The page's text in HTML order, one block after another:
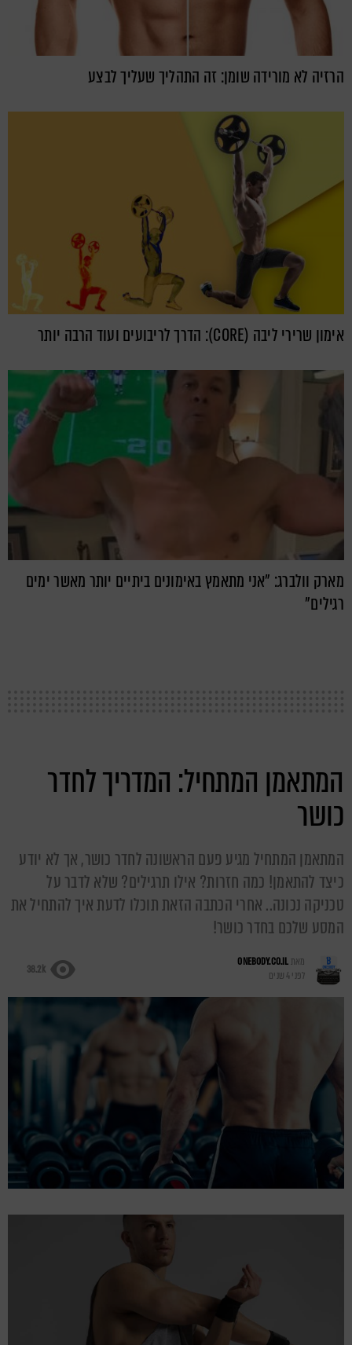
הרזיה לא מורידה שומן: זה התהליך שעליך לבצע
אימון שרירי ליבה (CORE): הדרך לריבועים ועוד הרבה יותר
מארק וולברג: "אני מתאמץ באימונים ביתיים יותר מאשר ימים
רגילים"
המתאמן המתחיל: המדריך לחדר
כושר
המתאמן המתחיל מגיע פעם הראשונה לחדר כושר, אך לא יודע
כיצד להתאמן! כמה חזרות? אילו תרגילים? שלא לדבר על
טכניקה נכונה.. אחרי הכתבה הזאת תוכלו לדעת איך להתחיל את
המסע שלכם בחדר כושר!
מאתONEBODY.CO.IL
לפני 4 שנים
38.2k